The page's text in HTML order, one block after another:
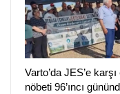
kapsamında nöbeti
PİRHA/VARTO
Varto’da JES’e karşı
nöbeti 96’ıncı